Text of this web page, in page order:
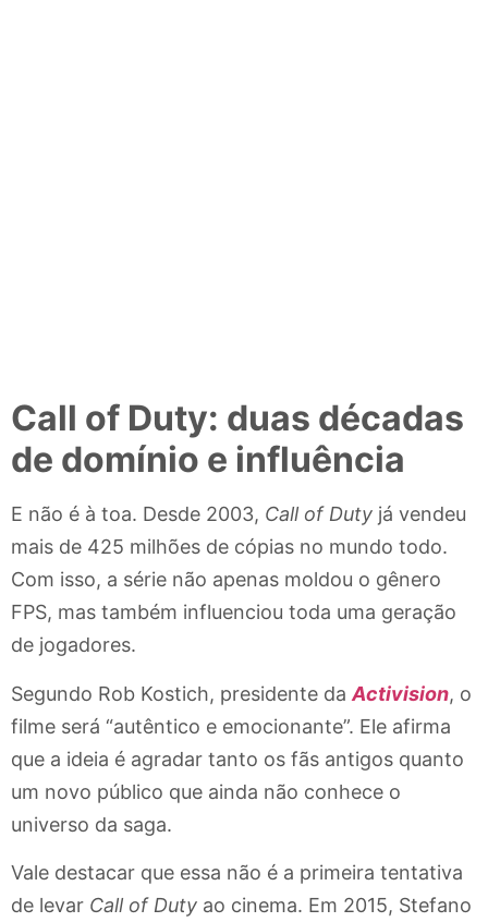
Call of Duty: duas décadas
de domínio e influência
E não é à toa. Desde 2003, Call of Duty já vendeu
mais de 425 milhões de cópias no mundo todo.
Com isso, a série não apenas moldou o gênero
FPS, mas também influenciou toda uma geração
de jogadores.
Segundo Rob Kostich, presidente da Activision, o
filme será “autêntico e emocionante”. Ele afirma
que a ideia é agradar tanto os fãs antigos quanto
um novo público que ainda não conhece o
universo da saga.
Vale destacar que essa não é a primeira tentativa
de levar Call of Duty ao cinema. Em 2015, Stefano